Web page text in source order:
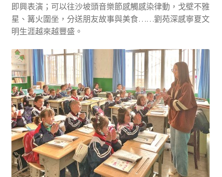
即興表演；可以往沙坡頭音樂節感觸感染律動，戈壁不雅
星、篝火圍坐，分送朋友故事與美食……劉苑深感寧夏文
明生涯越來越豐盛。